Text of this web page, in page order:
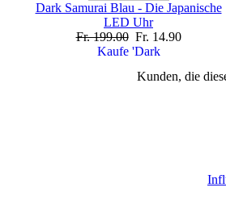
Dark Samurai Blau - Die Japanische
LED Uhr
Fr. 199.00 Fr. 14.90
Kunden, die